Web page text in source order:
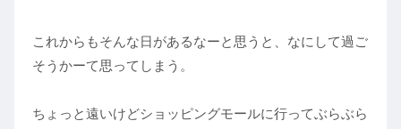
これからもそんな日があるなーと思うと、なにして過ご
そうかーて思ってしまう。
ちょっと遠いけどショッピングモールに行ってぶらぶら